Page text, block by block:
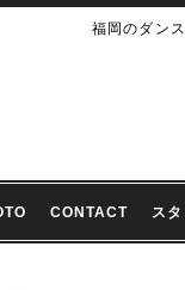
福岡のダン
CONTACT ス